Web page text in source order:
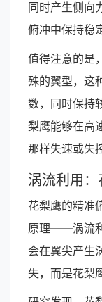
同时产生侧向
俯冲中保持稳
值得注意的是
殊的翼型，这
数，同时保持
梨鹰能够在高
那样失速或失
涡流利用
花梨鹰的精准
原理——涡流利
会在翼尖产生
失，而是花梨